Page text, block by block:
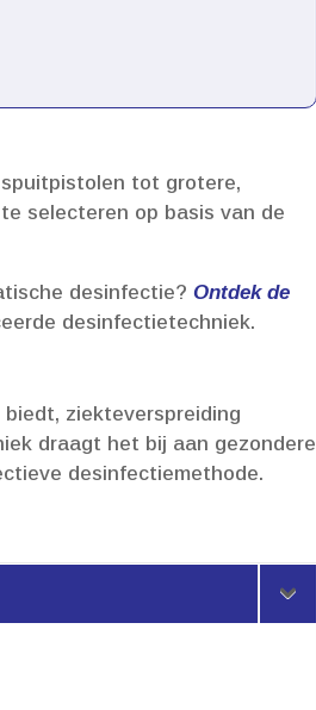
tot grotere,
selecteren op basis van de
desinfectie?Ontdek de
desinfectietechniek.​
ziekteverspreiding
draagt het bij aan gezondere
desinfectiemethode.​